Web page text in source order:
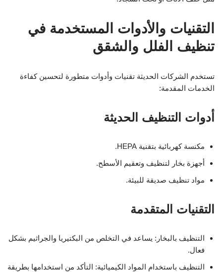
التقنيات والأدوات المستخدمة في
تنظيف الفلل والشقق
تستخدم الشركات الحديثة تقنيات وأدوات متطورة لتحسين كفاءة
الخدمات المقدمة:
أدوات التنظيف الحديثة
مكنسة كهربائية بتقنية HEPA.
أجهزة بخار لتنظيف وتعقيم الأسطح.
مواد تنظيف صديقة للبيئة.
التقنيات المتقدمة
التنظيف بالبخار: يساعد في التخلص من البكتيريا والجراثيم بشكل
فعال.
التنظيف باستخدام المواد الكيميائية: التأكد من استخدامها بطريقة